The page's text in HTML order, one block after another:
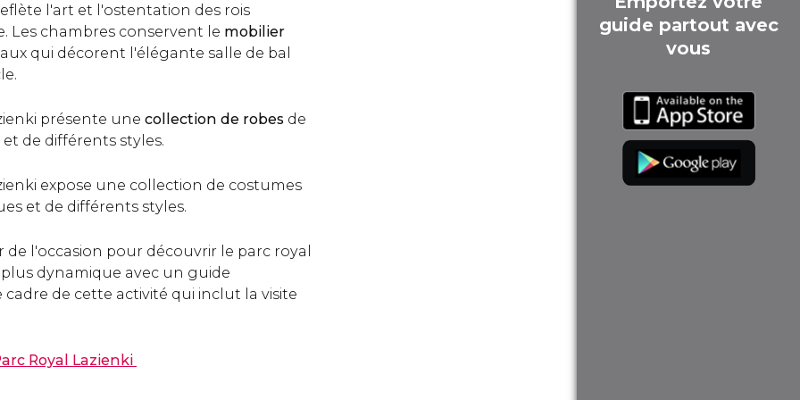
l'art et l'ostentation des rois
Les chambres conservent le mobilier
qui décorent l'élégante salle de bal
présente une collection de robes de
de différents styles.
expose une collection de costumes
et de différents styles.
de l'occasion pour découvrir le parc royal
dynamique avec un guide
de cette activité qui inclut la visite
Royal Lazienki
guide partout avec
vous